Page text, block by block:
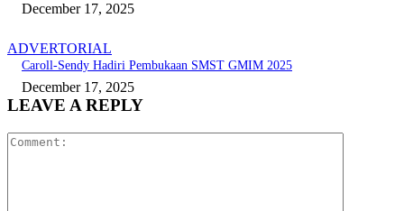
December 17, 2025
ADVERTORIAL
Caroll-Sendy Hadiri Pembukaan SMST GMIM 2025
December 17, 2025
LEAVE A REPLY